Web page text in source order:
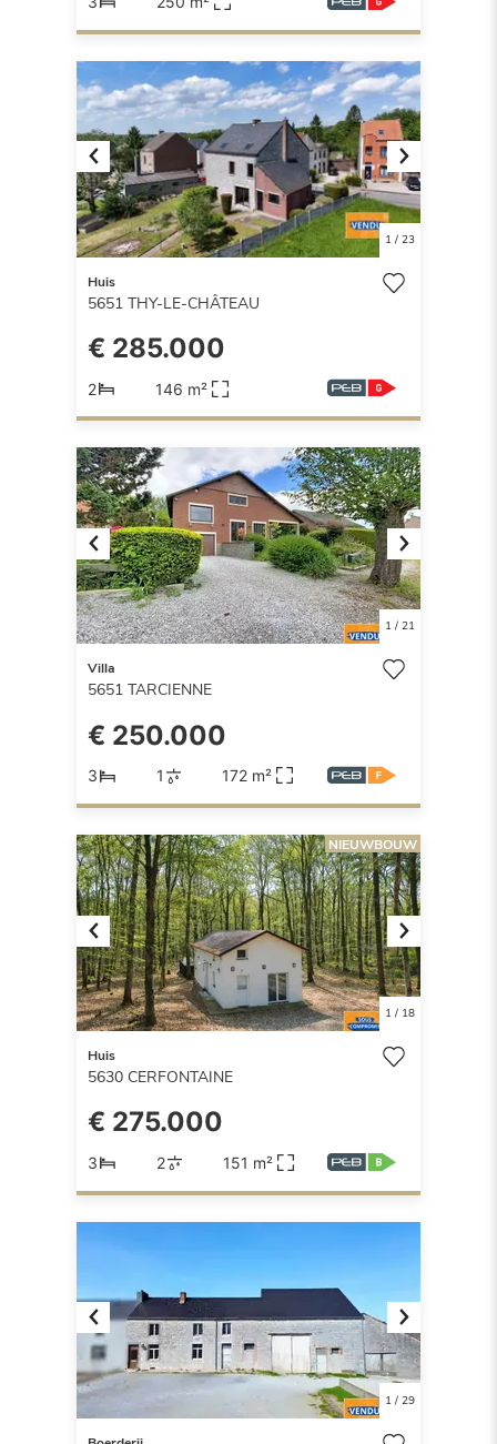
Previous Next
1/ 23
Huis
5651 THY-LE-CHÂTEAU
€ 285.000
2 146 m²
Previous Next
1/ 21
Villa
5651 TARCIENNE
€ 250.000
3 1 172 m²
Previous Next
1/ 18
NIEUWBOUW
Huis
5630 CERFONTAINE
€ 275.000
3 2 151 m²
Previous Next
1/ 29